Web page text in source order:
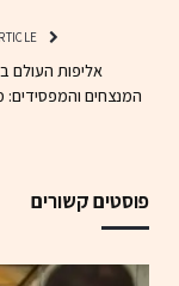
המנצחים והמפסידים:
פוסטים קשורים